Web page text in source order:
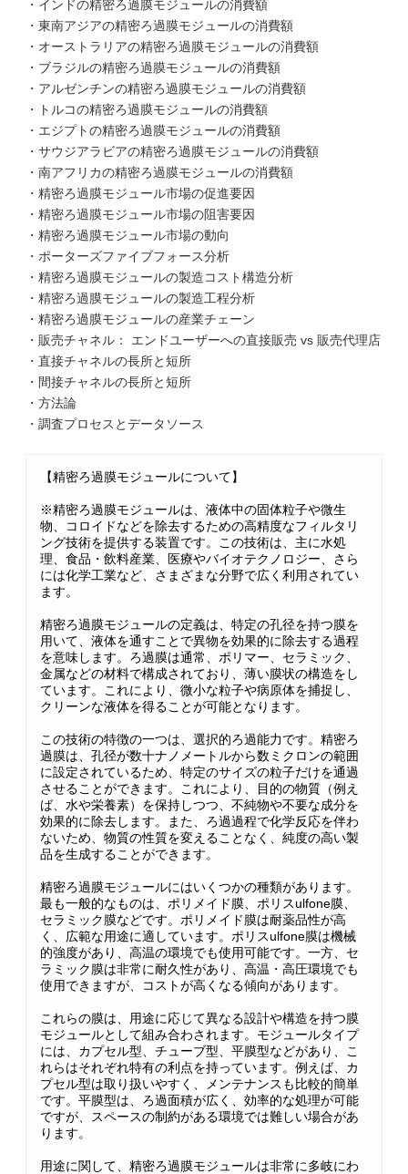
・インドの精密ろ過膜モジュールの消費額
・東南アジアの精密ろ過膜モジュールの消費額
・オーストラリアの精密ろ過膜モジュールの消費額
・ブラジルの精密ろ過膜モジュールの消費額
・アルゼンチンの精密ろ過膜モジュールの消費額
・トルコの精密ろ過膜モジュールの消費額
・エジプトの精密ろ過膜モジュールの消費額
・サウジアラビアの精密ろ過膜モジュールの消費額
・南アフリカの精密ろ過膜モジュールの消費額
・精密ろ過膜モジュール市場の促進要因
・精密ろ過膜モジュール市場の阻害要因
・精密ろ過膜モジュール市場の動向
・ポーターズファイブフォース分析
・精密ろ過膜モジュールの製造コスト構造分析
・精密ろ過膜モジュールの製造工程分析
・精密ろ過膜モジュールの産業チェーン
・販売チャネル： エンドユーザーへの直接販売 vs 販売代理店
・直接チャネルの長所と短所
・間接チャネルの長所と短所
・方法論
・調査プロセスとデータソース
【精密ろ過膜モジュールについて】
※精密ろ過膜モジュールは、液体中の固体粒子や微生
物、コロイドなどを除去するための高精度なフィルタリ
ング技術を提供する装置です。この技術は、主に水処
理、食品・飲料産業、医療やバイオテクノロジー、さら
には化学工業など、さまざまな分野で広く利用されてい
ます。
精密ろ過膜モジュールの定義は、特定の孔径を持つ膜を
用いて、液体を通すことで異物を効果的に除去する過程
を意味します。ろ過膜は通常、ポリマー、セラミック、
金属などの材料で構成されており、薄い膜状の構造をし
ています。これにより、微小な粒子や病原体を捕捉し、
クリーンな液体を得ることが可能となります。
この技術の特徴の一つは、選択的ろ過能力です。精密ろ
過膜は、孔径が数十ナノメートルから数ミクロンの範囲
に設定されているため、特定のサイズの粒子だけを通過
させることができます。これにより、目的の物質（例え
ば、水や栄養素）を保持しつつ、不純物や不要な成分を
効果的に除去します。また、ろ過過程で化学反応を伴わ
ないため、物質の性質を変えることなく、純度の高い製
品を生成することができます。
精密ろ過膜モジュールにはいくつかの種類があります。
最も一般的なものは、ポリメイド膜、ポリスulfone膜、
セラミック膜などです。ポリメイド膜は耐薬品性が高
く、広範な用途に適しています。ポリスulfone膜は機械
的強度があり、高温の環境でも使用可能です。一方、セ
ラミック膜は非常に耐久性があり、高温・高圧環境でも
使用できますが、コストが高くなる傾向があります。
これらの膜は、用途に応じて異なる設計や構造を持つ膜
モジュールとして組み合わされます。モジュールタイプ
には、カプセル型、チューブ型、平膜型などがあり、こ
れらはそれぞれ特有の利点を持っています。例えば、カ
プセル型は取り扱いやすく、メンテナンスも比較的簡単
です。平膜型は、ろ過面積が広く、効率的な処理が可能
ですが、スペースの制約がある環境では難しい場合があ
ります。
用途に関して、精密ろ過膜モジュールは非常に多岐にわ